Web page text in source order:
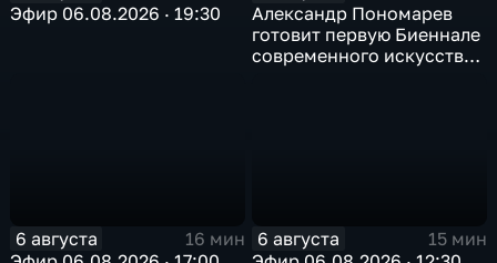
Эфир 06.08.2026 · 19:30
Александр Пономарев
готовит первую Биеннале
современного искусства
6 августа
16 мин
6 августа
15 мин